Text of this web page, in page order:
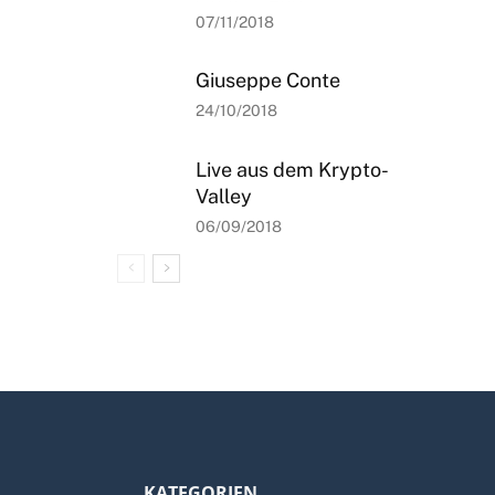
07/11/2018
Giuseppe Conte
24/10/2018
Live aus dem Krypto-
Valley
06/09/2018